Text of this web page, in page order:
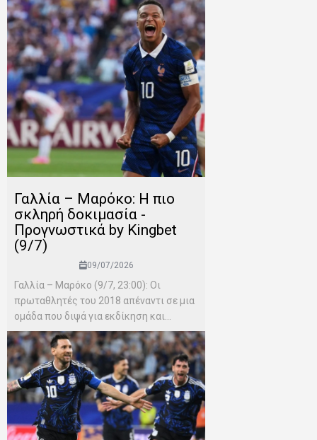
Γαλλία – Μαρόκο: Η πιο
σκληρή δοκιμασία -
Προγνωστικά by Kingbet
(9/7)
09/07/2026
Γαλλία – Μαρόκο (9/7, 23:00): Οι
πρωταθλητές του 2018 απέναντι σε μια
ομάδα που διψά για εκδίκηση και...